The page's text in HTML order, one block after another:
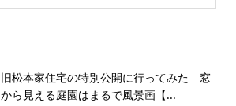
旧松本家住宅の特別公開に行ってみた 窓
から見える庭園はまるで風景画【...